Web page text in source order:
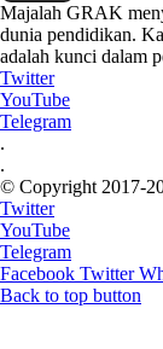
Majalah GRAK
dunia pendidikan.
adalah kunci dalam
Twitter
YouTube
Telegram
.
.
© Copyright 2017-
Twitter
YouTube
Telegram
Facebook Twitter
Back to top button